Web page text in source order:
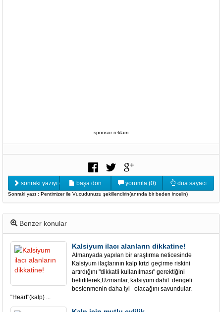
sponsor reklam
sonraki yazıyı oku başa dön yorumla (0) dua sayacı
Sonraki yazı : Pentimizer ile Vucudunuzu şekillendirin(anında bir beden incelin)
Benzer konular
Kalsiyum ilacı alanların dikkatine!
Almanyada yapılan bir araştırma neticesinde
Kalsiyum ilaçlarının kalp krizi geçirme riskini
artırdığını "dikkatli kullanılması" gerektiğini
belirtilerek,Uzmanlar, kalsiyum dahil dengeli
beslenmenin daha iyi olacağını savundular.
"Heart"(kalp) ...